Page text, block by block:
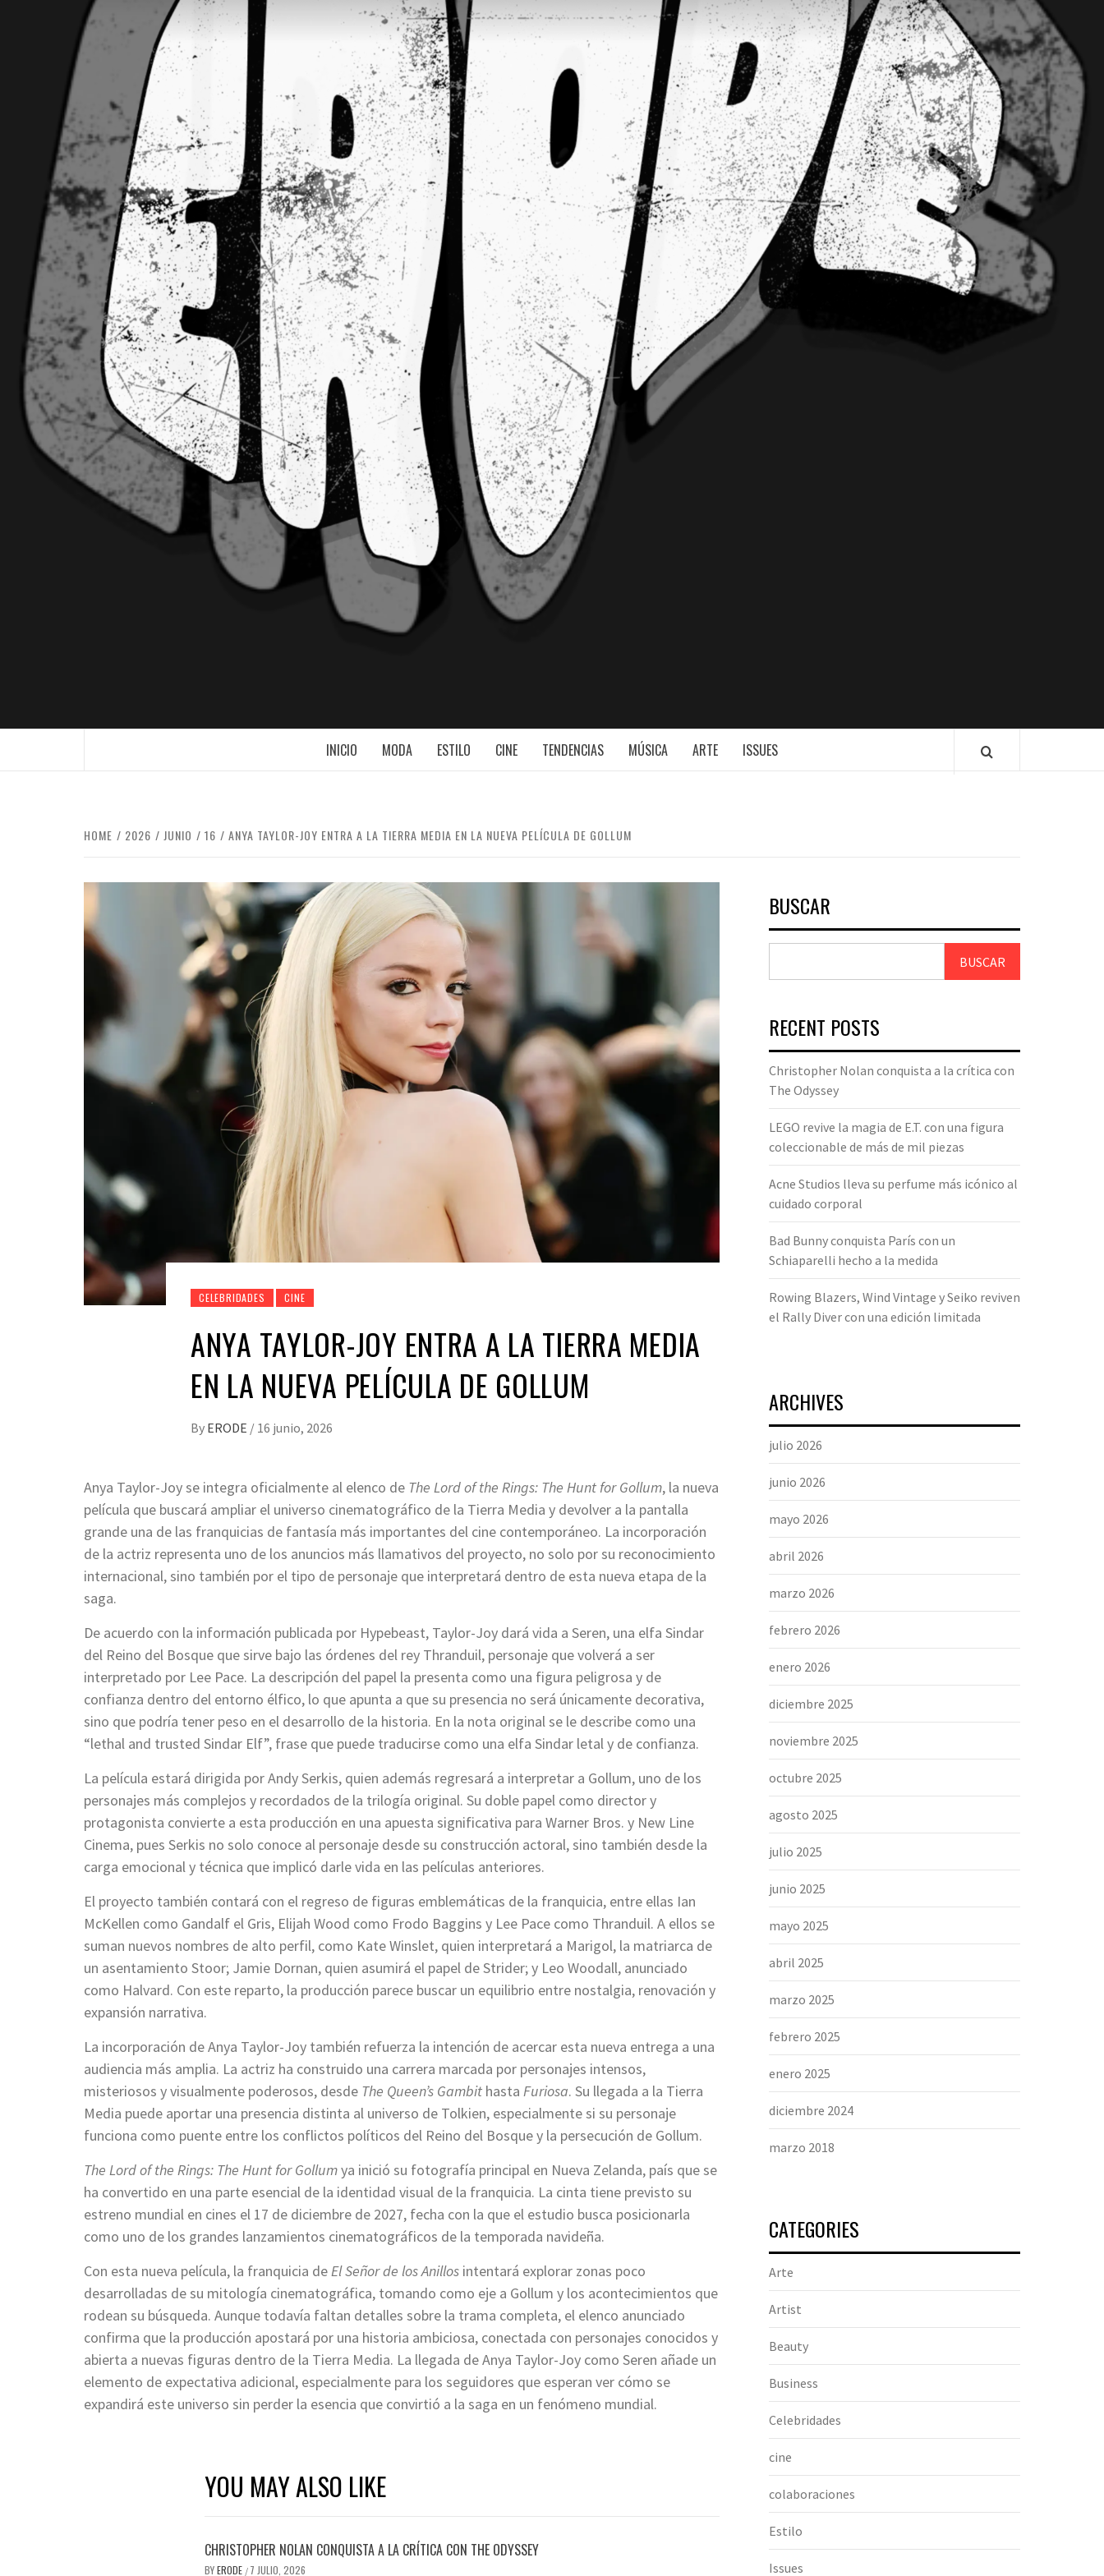
INICIO MODA ESTILO CINE TENDENCIAS MÚSICA ARTE ISSUES
HOME 2026 JUNIO 16 ANYA TAYLOR-JOY ENTRA A LA TIERRA MEDIA EN LA NUEVA PELÍCULA DE GOLLUM
CELEBRIDADES CINE
ANYA TAYLOR-JOY ENTRA A LA TIERRA MEDIA
EN LA NUEVA PELÍCULA DE GOLLUM
By ERODE / 16 junio, 2026
Anya Taylor-Joy se integra oficialmente al elenco de The Lord of the Rings: The Hunt for Gollum, la nueva
película que buscará ampliar el universo cinematográfico de la Tierra Media y devolver a la pantalla
grande una de las franquicias de fantasía más importantes del cine contemporáneo. La incorporación
de la actriz representa uno de los anuncios más llamativos del proyecto, no solo por su reconocimiento
internacional, sino también por el tipo de personaje que interpretará dentro de esta nueva etapa de la
saga.
De acuerdo con la información publicada por Hypebeast, Taylor-Joy dará vida a Seren, una elfa Sindar
del Reino del Bosque que sirve bajo las órdenes del rey Thranduil, personaje que volverá a ser
interpretado por Lee Pace. La descripción del papel la presenta como una figura peligrosa y de
confianza dentro del entorno élfico, lo que apunta a que su presencia no será únicamente decorativa,
sino que podría tener peso en el desarrollo de la historia. En la nota original se le describe como una
“lethal and trusted Sindar Elf”, frase que puede traducirse como una elfa Sindar letal y de confianza.
La película estará dirigida por Andy Serkis, quien además regresará a interpretar a Gollum, uno de los
personajes más complejos y recordados de la trilogía original. Su doble papel como director y
protagonista convierte a esta producción en una apuesta significativa para Warner Bros. y New Line
Cinema, pues Serkis no solo conoce al personaje desde su construcción actoral, sino también desde la
carga emocional y técnica que implicó darle vida en las películas anteriores.
El proyecto también contará con el regreso de figuras emblemáticas de la franquicia, entre ellas Ian
McKellen como Gandalf el Gris, Elijah Wood como Frodo Baggins y Lee Pace como Thranduil. A ellos se
suman nuevos nombres de alto perfil, como Kate Winslet, quien interpretará a Marigol, la matriarca de
un asentamiento Stoor; Jamie Dornan, quien asumirá el papel de Strider; y Leo Woodall, anunciado
como Halvard. Con este reparto, la producción parece buscar un equilibrio entre nostalgia, renovación y
expansión narrativa.
La incorporación de Anya Taylor-Joy también refuerza la intención de acercar esta nueva entrega a una
audiencia más amplia. La actriz ha construido una carrera marcada por personajes intensos,
misteriosos y visualmente poderosos, desde The Queen’s Gambit hasta Furiosa. Su llegada a la Tierra
Media puede aportar una presencia distinta al universo de Tolkien, especialmente si su personaje
funciona como puente entre los conflictos políticos del Reino del Bosque y la persecución de Gollum.
The Lord of the Rings: The Hunt for Gollumya inició su fotografía principal en Nueva Zelanda, país que se
ha convertido en una parte esencial de la identidad visual de la franquicia. La cinta tiene previsto su
estreno mundial en cines el 17 de diciembre de 2027, fecha con la que el estudio busca posicionarla
como uno de los grandes lanzamientos cinematográficos de la temporada navideña.
Con esta nueva película, la franquicia deEl Señor de los Anillos intentará explorar zonas poco
desarrolladas de su mitología cinematográfica, tomando como eje a Gollum y los acontecimientos que
rodean su búsqueda. Aunque todavía faltan detalles sobre la trama completa, el elenco anunciado
confirma que la producción apostará por una historia ambiciosa, conectada con personajes conocidos y
abierta a nuevas figuras dentro de la Tierra Media. La llegada de Anya Taylor-Joy como Seren añade un
elemento de expectativa adicional, especialmente para los seguidores que esperan ver cómo se
expandirá este universo sin perder la esencia que convirtió a la saga en un fenómeno mundial.
YOU MAY ALSO LIKE
CHRISTOPHER NOLAN CONQUISTA A LA CRÍTICA CON THE ODYSSEY
BYERODE / 7 JULIO, 2026
BUSCAR
BUSCAR
RECENT POSTS
Christopher Nolan conquista a la crítica con
The Odyssey
LEGO revive la magia de E.T. con una figura
coleccionable de más de mil piezas
Acne Studios lleva su perfume más icónico al
cuidado corporal
Bad Bunny conquista París con un
Schiaparelli hecho a la medida
Rowing Blazers, Wind Vintage y Seiko reviven
el Rally Diver con una edición limitada
ARCHIVES
julio 2026
junio 2026
mayo 2026
abril 2026
marzo 2026
febrero 2026
enero 2026
diciembre 2025
noviembre 2025
octubre 2025
agosto 2025
julio 2025
junio 2025
mayo 2025
abril 2025
marzo 2025
febrero 2025
enero 2025
diciembre 2024
marzo 2018
CATEGORIES
Arte
Artist
Beauty
Business
Celebridades
cine
colaboraciones
Estilo
Issues